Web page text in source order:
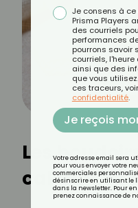
Les
caloriques ?
Je consens à
Prisma Players
des courriels
performances
pourrons savoir
courriels,
ainsi que des
que vous
ces traceurs,
confidentialité.
Je reçois
Votre adresse email sera
pour vous envoyer votre
commerciales
désinscrire en utilisant le
dans la newsletter. Pour
prenez connaissance de